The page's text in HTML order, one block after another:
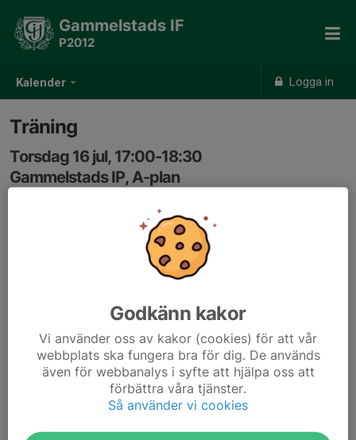
Kalender Logga in
Gammelstads IF
P2012
Träning
Torsdag 16 jul, 17:00-18:30
Gammelstads IP, A-plan
Samling: 16:45, Omklädningsrum i blåa byggnaden på
OBS, träningen tidigareläggs, 17-1830 och flyttas till
Godkänn kakor
Vi använder oss av kakor (cookies) för att vår
webbplats ska fungera bra för dig. De används
även för webbanalys i syfte att hjälpa oss att
förbättra våra tjänster.
Så använder vi cookies